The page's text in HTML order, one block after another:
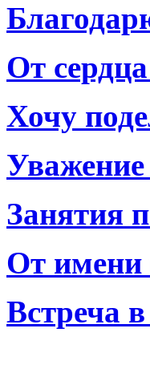
От
Хочу
Занятия
От имени
Встреча